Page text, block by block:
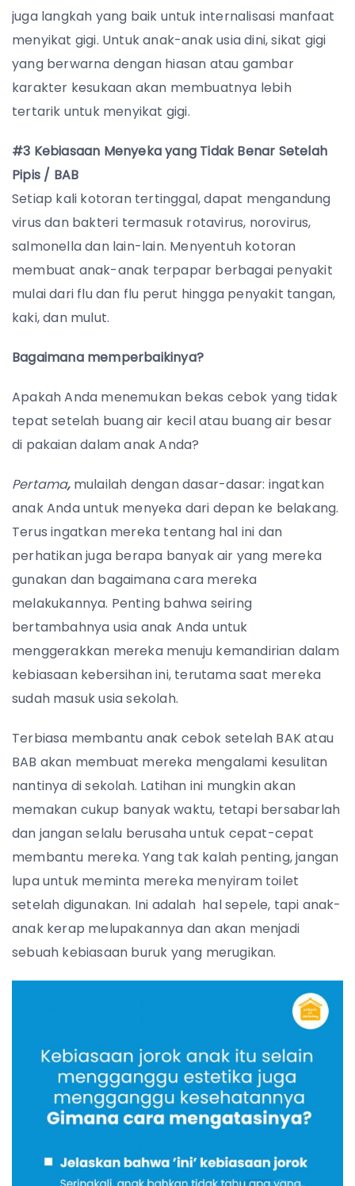
juga langkah yang baik untuk internalisasi manfaat
menyikat gigi. Untuk anak-anak usia dini, sikat gigi
yang berwarna dengan hiasan atau gambar
karakter kesukaan akan membuatnya lebih
tertarik untuk menyikat gigi.
#3 Kebiasaan Menyeka yang Tidak Benar Setelah
Pipis / BAB
Setiap kali kotoran tertinggal, dapat mengandung
virus dan bakteri termasuk rotavirus, norovirus,
salmonella dan lain-lain. Menyentuh kotoran
membuat anak-anak terpapar berbagai penyakit
mulai dari flu dan flu perut hingga penyakit tangan,
kaki, dan mulut.
Bagaimana memperbaikinya?
Apakah Anda menemukan bekas cebok yang tidak
tepat setelah buang air kecil atau buang air besar
di pakaian dalam anak Anda?
Pertama,mulailah dengan dasar-dasar: ingatkan
anak Anda untuk menyeka dari depan ke belakang.
Terus ingatkan mereka tentang hal ini dan
perhatikan juga berapa banyak air yang mereka
gunakan dan bagaimana cara mereka
melakukannya. Penting bahwa seiring
bertambahnya usia anak Anda untuk
menggerakkan mereka menuju kemandirian dalam
kebiasaan kebersihan ini, terutama saat mereka
sudah masuk usia sekolah.
Terbiasa membantu anak cebok setelah BAK atau
BAB akan membuat mereka mengalami kesulitan
nantinya di sekolah. Latihan ini mungkin akan
memakan cukup banyak waktu, tetapi bersabarlah
dan jangan selalu berusaha untuk cepat-cepat
membantu mereka.Yang tak kalah penting, jangan
lupa untuk meminta mereka menyiram toilet
setelah digunakan. Ini adalah hal sepele, tapi anak-
anak kerap melupakannya dan akan menjadi
sebuah kebiasaan buruk yang merugikan.